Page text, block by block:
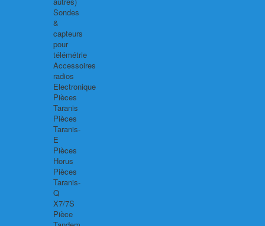
Sondes
&
capteurs
pour
télémétrie
Accessoires
radios
Electronique
Pièces
Taranis
Pièces
Taranis-
E
Pièces
Horus
Pièces
Taranis-
Q
X7/7S
Pièce